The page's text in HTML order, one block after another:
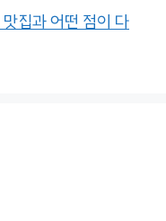
집과 어떤 점이 다